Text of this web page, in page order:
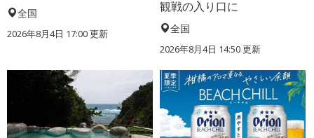
全国
2026年8月4日 17:00更新
観戦の入り口に
全国
2026年8月4日 14:50更新